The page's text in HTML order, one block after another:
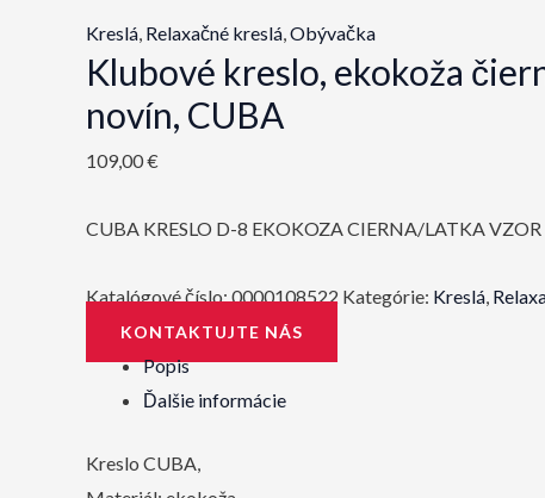
Kreslá Relaxačné kreslá Obývačka
Klubové kreslo, ekokoža
novín, CUBA
109,00€
CUBA KRESLO D-8 EKOKOZA CIERNA/LATKA
Katalógové číslo: 0000108522 Kategórie: Kreslá
KONTAKTUJTE NÁS
Popis
Ďalšie informácie
Kreslo CUBA,